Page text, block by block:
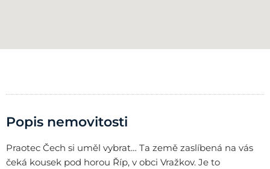
Popis nemovitosti
Praotec Čech si uměl vybrat… Ta země zaslíbená na vás
čeká kousek pod horou Říp, v obci Vražkov. Je to